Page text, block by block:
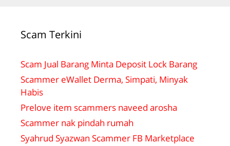
Scam Terkini
Scam Jual Barang Minta Deposit Lock Barang
Scammer eWallet Derma, Simpati, Minyak
Habis
Prelove item scammers naveed arosha
Scammer nak pindah rumah
Syahrud Syazwan Scammer FB Marketplace